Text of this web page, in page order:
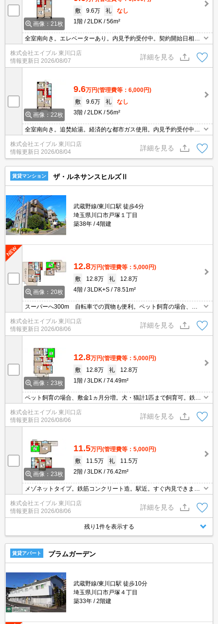
画像：21枚
敷
9.6万 礼
なし
1階
2LDK 56m²
全室南向き。エレベーターあり。内見予約受付中。契約開始日相談
可。経済的な都市ガス使用。鉄筋コンクリート造。当店のお薦め物
件。
株式会社エイブル 東川口店
情報更新日 2026/08/07
詳細を見る
画像：22枚
9.6万円(管理費等：6,000円)
敷
9.6万 礼
なし
3階
2LDK 56m²
全室南向き。追焚給湯。経済的な都市ガス使用。内見予約受付中。
契約開始日相談可。久しぶりに空きました。
株式会社エイブル 東川口店
情報更新日 2026/08/04
詳細を見る
賃貸マンション ザ・ルネサンスヒルズⅡ
武蔵野線/東川口駅 徒歩4分
埼玉県川口市戸塚１丁目
築38年
4階建
画像：20枚
12.8万円(管理費等：5,000円)
敷
12.8万 礼
12.8万
4階
3LDK+S 78.51m²
スーパーへ300m 自転車での買物も便利。ペット飼育の場合、敷
金1ヵ月分増。サポートシステム加入要16,500円/2年。メゾネット
タイプ。RC造。
株式会社エイブル 東川口店
情報更新日 2026/08/06
詳細を見る
画像：23枚
12.8万円(管理費等：5,000円)
敷
12.8万 礼
12.8万
1階
3LDK 74.49m²
ペット飼育の場合、敷金1ヵ月分増。犬・猫計1匹まで飼育可。鉄筋
コンクリート造。システムキッチン。エアコン3基付き。水道代定
額5千円/月。事務所応相談。専用庭付き。東川口駅から徒歩5分。
株式会社エイブル 東川口店
情報更新日 2026/08/06
詳細を見る
画像：23枚
11.5万円(管理費等：5,000円)
敷
11.5万 礼
11.5万
2階
3LDK 76.42m²
メゾネットタイプ。鉄筋コンクリート造。駅近。すぐ内見できま
す。当店のお薦め物件。サポートシステム加入要16,500円/2年。要
火災保険。ペット飼育の場合、敷金1ヵ月分増。
株式会社エイブル 東川口店
情報更新日 2026/08/06
詳細を見る
残り1件を表示する
賃貸アパート プラムガーデン
武蔵野線/東川口駅 徒歩10分
埼玉県川口市戸塚４丁目
築33年
2階建